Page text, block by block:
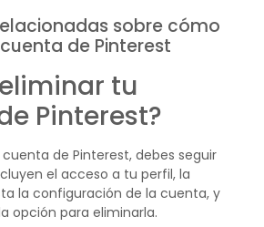
sobre cómo
de Pinterest
tu
Pinterest?
de Pinterest, debes seguir
el acceso a tu perfil, la
la configuración de la cuenta, y
opción para eliminarla.